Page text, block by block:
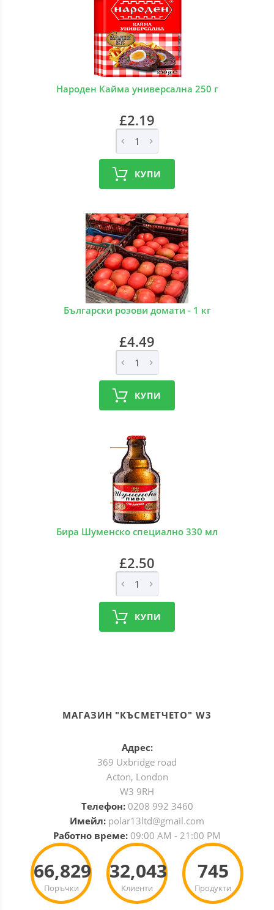
Народен Кайма универсална 250 г
£2.19
КУПИ
Български розови домати - 1 кг
£4.49
КУПИ
Бира Шуменско специално 330 мл
£2.50
КУПИ
МАГАЗИН "КЪСМЕТЧЕТО" W3
Адрес:
369 Uxbridge road
Acton, London
W3 9RH
Телефон: 0208 992 3460
Имейл: polar13ltd@gmail.com
Работно време: 09:00 AM - 21:00 PM
Поръчки
66,829
Клиенти
32,043
Продукти
745